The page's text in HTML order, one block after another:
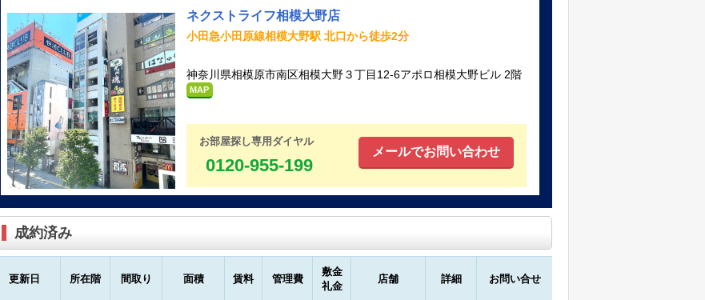
ネクストライフ相模大野店
小田急小田原線相模大野駅 北口から徒歩2分
神奈川県相模原市南区相模大野３丁目12-6アポロ相模大野ビル 2階
MAP
お部屋探し専用ダイヤル
0120-955-199
メールでお問い合わせ
成約済み
更新日 所在階 間取り 面積 賃料 管理費
敷金
礼金
店舗 詳細 お問い合せ